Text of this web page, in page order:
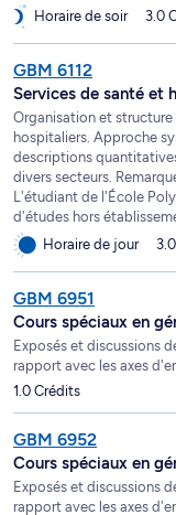
Horaire de soir
3.0
GBM 6112
Services de santé et
Organisation et
hospitaliers. Approche
descriptions
divers secteurs.
L'étudiant de l'École
d'études hors
Horaire de jour
GBM 6951
Cours spéciaux en
Exposés et discussions
rapport avec les axes
1.0 Crédits
GBM 6952
Cours spéciaux en
Exposés et discussions
rapport avec les axes